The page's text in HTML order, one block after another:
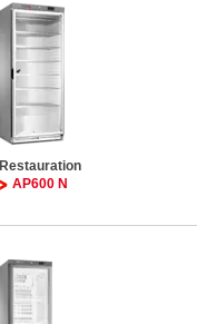
Restauration
AP600 N